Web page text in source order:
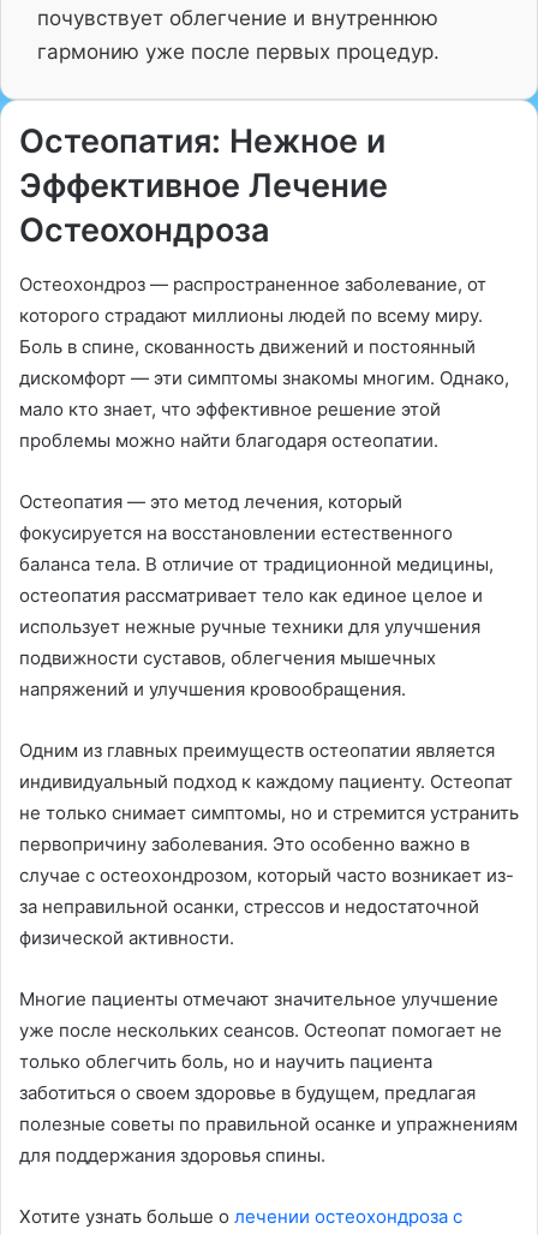
почувствует облегчение и внутреннюю
гармонию уже после первых процедур.
Остеопатия: Нежное и
Эффективное Лечение
Остеохондроза
Остеохондроз — распространенное заболевание, от
которого страдают миллионы людей по всему миру.
Боль в спине, скованность движений и постоянный
дискомфорт — эти симптомы знакомы многим. Однако,
мало кто знает, что эффективное решение этой
проблемы можно найти благодаря остеопатии.
Остеопатия — это метод лечения, который
фокусируется на восстановлении естественного
баланса тела. В отличие от традиционной медицины,
остеопатия рассматривает тело как единое целое и
использует нежные ручные техники для улучшения
подвижности суставов, облегчения мышечных
напряжений и улучшения кровообращения.
Одним из главных преимуществ остеопатии является
индивидуальный подход к каждому пациенту. Остеопат
не только снимает симптомы, но и стремится устранить
первопричину заболевания. Это особенно важно в
случае с остеохондрозом, который часто возникает из-
за неправильной осанки, стрессов и недостаточной
физической активности.
Многие пациенты отмечают значительное улучшение
уже после нескольких сеансов. Остеопат помогает не
только облегчить боль, но и научить пациента
заботиться о своем здоровье в будущем, предлагая
полезные советы по правильной осанке и упражнениям
для поддержания здоровья спины.
Хотите узнать больше о лечении остеохондроза с